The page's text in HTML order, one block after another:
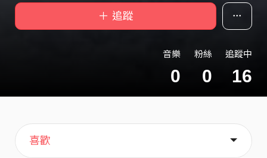
＋ 追蹤
音樂
0
粉絲
0
追蹤中
16
主頁
歌單
喜歡
關於